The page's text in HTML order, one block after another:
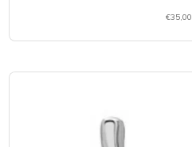
€35,00